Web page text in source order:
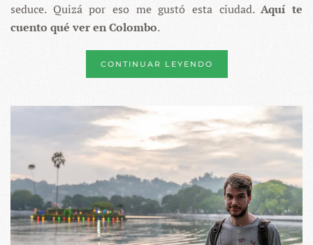
seduce. Quizá por eso me gustó esta ciudad.Aquí te
cuento qué ver en Colombo.
CONTINUAR LEYENDO